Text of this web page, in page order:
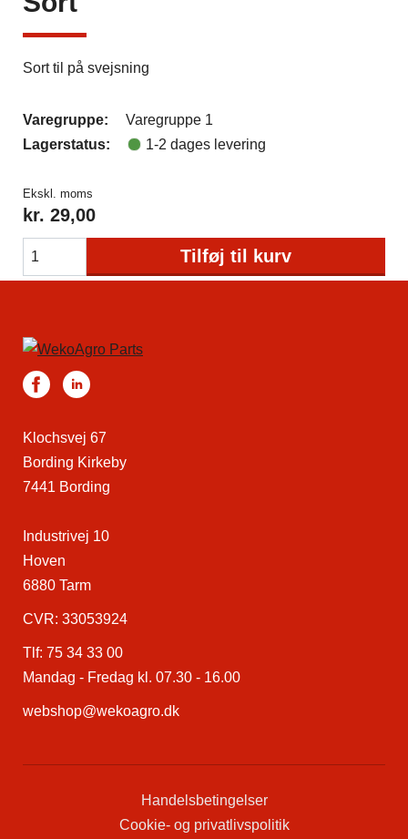
Sort til på svejsning
Varegruppe:
Varegruppe 1
Lagerstatus:
1-2 dages levering
Ekskl. moms
kr. 29,00
Tilføj til kurv
Klochsvej 67
Bording Kirkeby
7441 Bording
Industrivej 10
Hoven
6880 Tarm
CVR: 33053924
Tlf: 75 34 33 00
Mandag - Fredag kl. 07.30 - 16.00
webshop@wekoagro.dk
Handelsbetingelser
Cookie- og privatlivspolitik